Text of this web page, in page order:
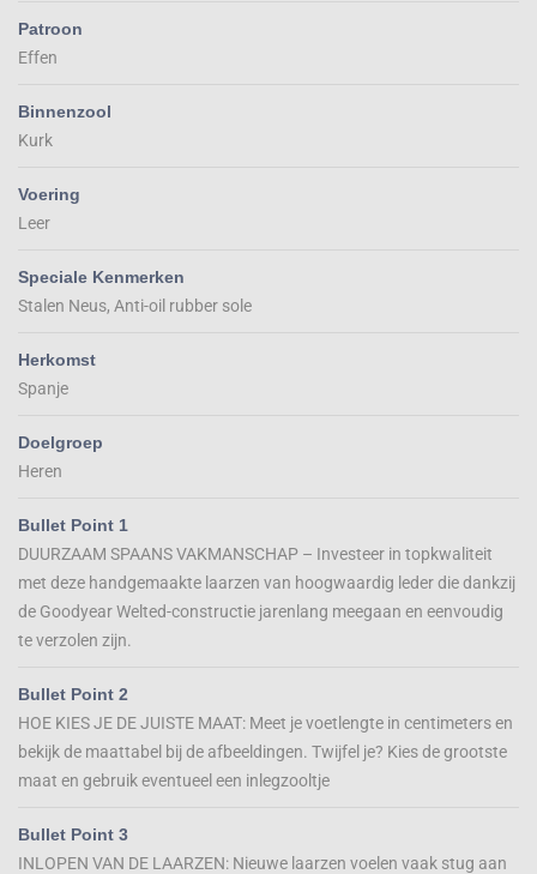
Patroon
Effen
Binnenzool
Kurk
Voering
Leer
Speciale Kenmerken
Stalen Neus, Anti-oil rubber sole
Herkomst
Spanje
Doelgroep
Heren
Bullet Point 1
DUURZAAM SPAANS VAKMANSCHAP – Investeer in topkwaliteit
met deze handgemaakte laarzen van hoogwaardig leder die dankzij
de Goodyear Welted-constructie jarenlang meegaan en eenvoudig
te verzolen zijn.
Bullet Point 2
HOE KIES JE DE JUISTE MAAT: Meet je voetlengte in centimeters en
bekijk de maattabel bij de afbeeldingen. Twijfel je? Kies de grootste
maat en gebruik eventueel een inlegzooltje
Bullet Point 3
INLOPEN VAN DE LAARZEN: Nieuwe laarzen voelen vaak stug aan